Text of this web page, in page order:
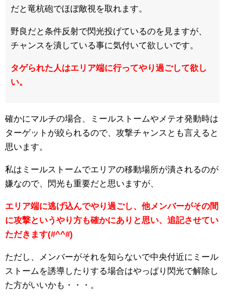
だと竜杭砲でほぼ敵視を取れます。
野良だと条件反射で閃光投げているのを見ますが、
チャンスを潰している事に気付いて欲しいです。
タゲられた人はエリア端に行ってやり過ごして欲し
い。
確かにマルチの場合、ミールストームやメテオ発動時は
ターゲットが絞られるので、攻撃チャンスとも言えると
思います。
私はミールストームでエリアの移動場所が潰されるのが
嫌なので、閃光も重要だと思いますが、
エリア端に逃げ込んでやり過ごし、他メンバーがその間
に攻撃というやり方も確かにありと思い、追記させてい
ただきます(#^^#)
ただし、メンバーがそれを知らないで中央付近にミール
ストームを誘導したりする場合はやっぱり閃光で解除し
た方がいいかも・・・。